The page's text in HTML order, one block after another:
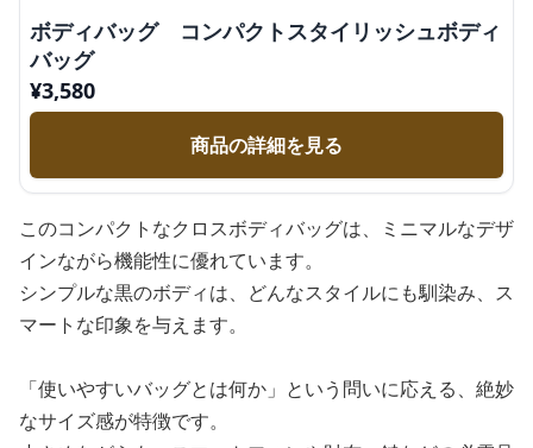
ボディバッグ コンパクトスタイリッシュボディ
バッグ
¥3,580
商品の詳細を見る
このコンパクトなクロスボディバッグは、ミニマルなデザ
インながら機能性に優れています。
シンプルな黒のボディは、どんなスタイルにも馴染み、ス
マートな印象を与えます。
「使いやすいバッグとは何か」という問いに応える、絶妙
なサイズ感が特徴です。